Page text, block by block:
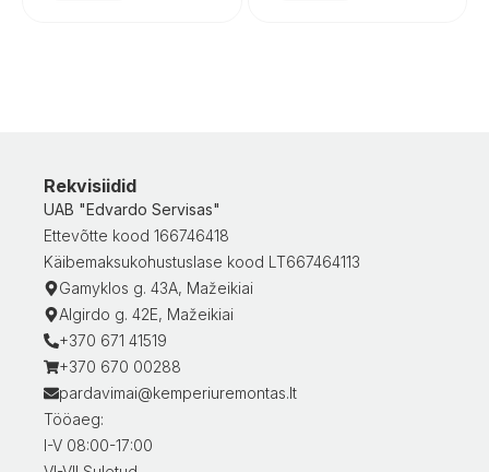
Rekvisiidid
UAB "Edvardo Servisas"
Ettevõtte kood 166746418
Käibemaksukohustuslase kood LT667464113
Gamyklos g. 43A, Mažeikiai
Algirdo g. 42E, Mažeikiai
+370 671 41519
+370 670 00288
pardavimai@kemperiuremontas.lt
Tööaeg:
I-V 08:00-17:00